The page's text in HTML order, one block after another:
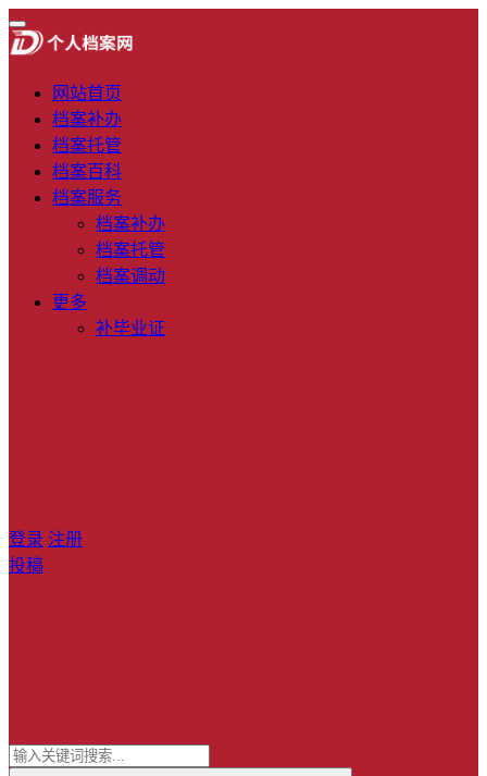
网站首页
档案补办
档案托管
档案百科
档案服务
档案补办
档案托管
档案调动
更多
补毕业证
登录 注册
投稿